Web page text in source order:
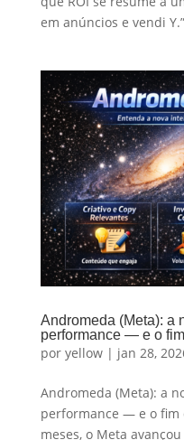
em anúncios e vendi
Andromeda (Meta): a
performance — e o
por yellow| jan 28,
Andromeda (Meta): a
performance — e o fim
meses, o Meta